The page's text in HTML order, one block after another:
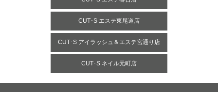
CUT･S エステ東尾道店
CUT･S アイラッシュ＆エステ宮通り店
CUT･S ネイル元町店